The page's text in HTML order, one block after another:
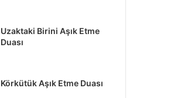
Uzaktaki Birini Aşık Etme
Duası
Körkütük Aşık Etme Duası